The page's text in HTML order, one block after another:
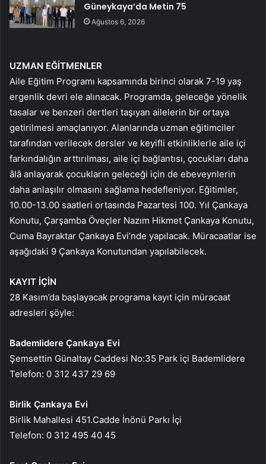
Güneykaya’da Metin 75
Ağustos 6, 2026
UZMAN EĞİTMENLER
Aile Eğitim Programı kapsamında birinci olarak 7-19 yaş
ergenlik devri ele alınacak. Programda, geleceğe yönelik
tasalar ve benzeri dertleri taşıyan ailelerin bir ortaya
getirilmesi amaçlanıyor. Alanlarında uzman eğitimciler
tarafından verilecek dersler ve keyifli etkinliklerle aile içi
farkındalığın arttırılması, aile içi bağlantısı, çocukları daha
âlâ anlayarak çocukların geleceği için de ebeveynlerin
daha anlaşılır olmasını sağlama hedefleniyor. Eğitimler,
10.00-13.00 saatleri ortasında Pazartesi 100. Yıl Çankaya
Konutu, Çarşamba Öveçler Nazım Hikmet Çankaya Konutu,
Cuma Bayraktar Çankaya Evi’nde yapılacak. Müracaatlar ise
aşağıdaki 9 Çankaya Konutundan yapılabilecek.
KAYIT İÇİN
28 Kasım’da başlayacak programa kayıt için müracaat
adresleri şöyle:
Bademlidere Çankaya Evi
Şemsettin Günaltay Caddesi No:35 Park içi Bademlidere
Telefon: 0 312 437 29 69
Birlik Çankaya Evi
Birlik Mahallesi 451.Cadde İnönü Parkı İçi
Telefon: 0 312 495 40 45